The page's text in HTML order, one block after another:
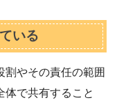
いる
割やその責任の範囲
体で共有すること